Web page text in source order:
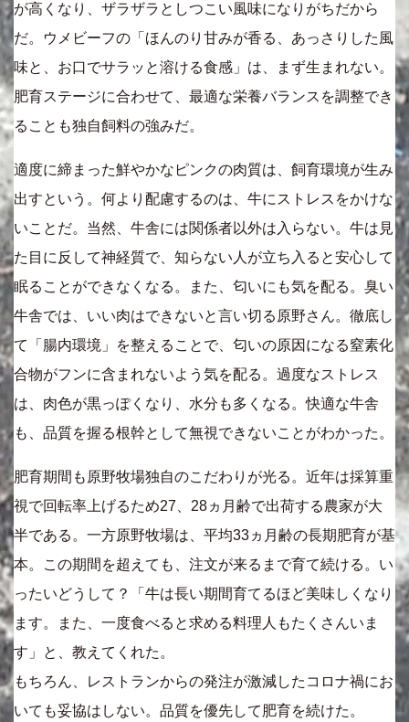
が高くなり、ザラザラとしつこい風味になりがちだから
だ。ウメビーフの「ほんのり甘みが香る、あっさりした風
味と、お口でサラッと溶ける食感」は、まず生まれない。
肥育ステージに合わせて、最適な栄養バランスを調整でき
ることも独自飼料の強みだ。
適度に締まった鮮やかなピンクの肉質は、飼育環境が生み
出すという。何より配慮するのは、牛にストレスをかけな
いことだ。当然、牛舎には関係者以外は入らない。牛は見
た目に反して神経質で、知らない人が立ち入ると安心して
眠ることができなくなる。また、匂いにも気を配る。臭い
牛舎では、いい肉はできないと言い切る原野さん。徹底し
て「腸内環境」を整えることで、匂いの原因になる窒素化
合物がフンに含まれないよう気を配る。過度なストレス
は、肉色が黒っぽくなり、水分も多くなる。快適な牛舎
も、品質を握る根幹として無視できないことがわかった。
肥育期間も原野牧場独自のこだわりが光る。近年は採算重
視で回転率上げるため27、28ヵ月齢で出荷する農家が大
半である。一方原野牧場は、平均33ヵ月齢の長期肥育が基
本。この期間を超えても、注文が来るまで育て続ける。い
ったいどうして？「牛は長い期間育てるほど美味しくなり
ます。また、一度食べると求める料理人もたくさんいま
す」と、教えてくれた。
もちろん、レストランからの発注が激減したコロナ禍にお
いても妥協はしない。品質を優先して肥育を続けた。